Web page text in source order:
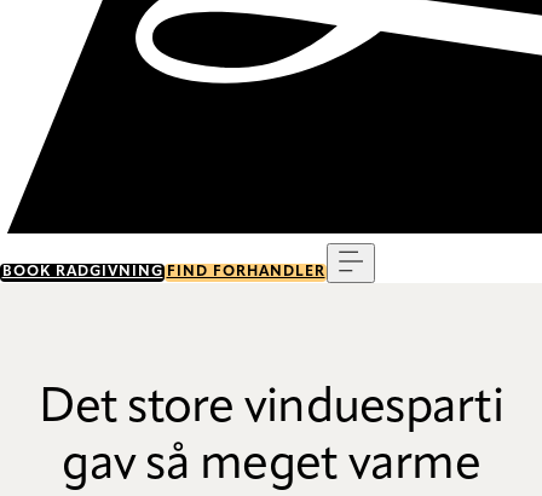
BOOK RÅDGIVNING FIND FORHANDLER
Det store vinduesparti
gav så meget varme